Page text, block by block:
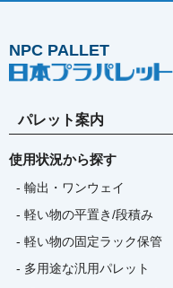
NPC PALLET
パレット案内
使用状況から探す
- 輸出・ワンウェイ
- 軽い物の平置き/段積み
- 軽い物の固定ラック保管
- 多用途な汎用パレット